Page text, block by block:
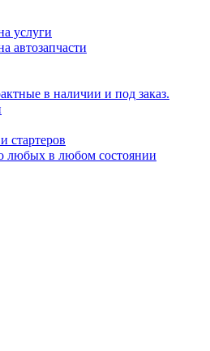
услуги
автозапчасти
в наличии и под заказ.
стартеров
любых в любом состоянии